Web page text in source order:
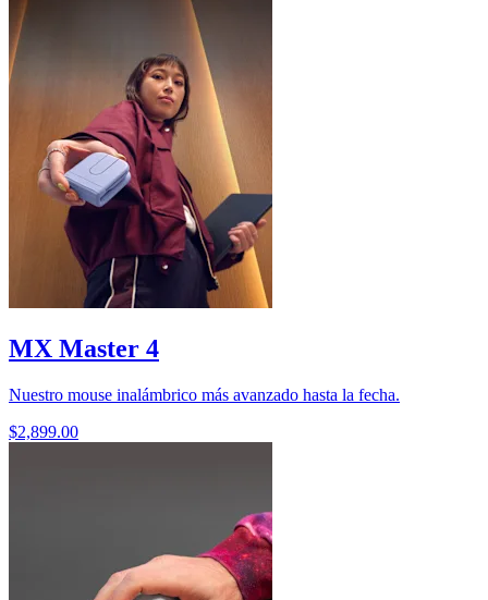
MX Master 4
Nuestro mouse inalámbrico más avanzado hasta la fecha.
$2,899.00